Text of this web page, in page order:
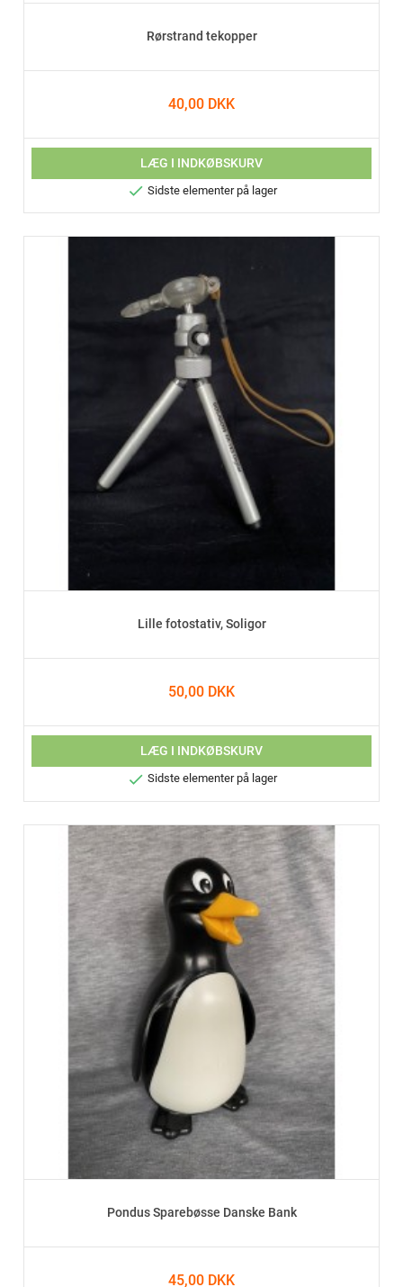
Rørstrand tekopper
40,00 DKK
LÆG I INDKØBSKURV
 Sidste elementer på lager
Lille fotostativ, Soligor
50,00 DKK
LÆG I INDKØBSKURV
 Sidste elementer på lager
Pondus Sparebøsse Danske Bank
45,00 DKK